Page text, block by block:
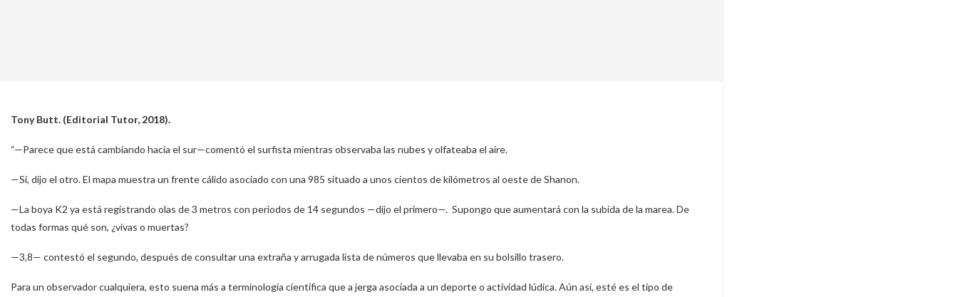
Tony Butt. (Editorial Tutor, 2018).
“—Parece que está cambiando hacia el sur—comentó el surfista mientras observaba las nubes y olfateaba el aire.
—Sí, dijo el otro. El mapa muestra un frente cálido asociado con una 985 situado a unos cientos de kilómetros al oeste de Shanon.
—La boya K2 ya está registrando olas de 3 metros con periodos de 14 segundos —dijo el primero—. Supongo que aumentará con la subida de la marea. De
todas formas qué son, ¿vivas o muertas?
—3,8— contestó el segundo, después de consultar una extraña y arrugada lista de números que llevaba en su bolsillo trasero.
Para un observador cualquiera, esto suena más a terminología científica que a jerga asociada a un deporte o actividad lúdica. Aún así, esté es el tipo de